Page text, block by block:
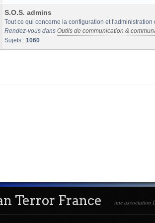
S.O.S. admins
Tout ce qui concerne la configuration et l'administration
Rendez-vous dans Outils de communication &
Sujets : 1060
Terror France une association